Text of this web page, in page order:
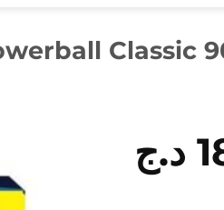
Classic
د.ج